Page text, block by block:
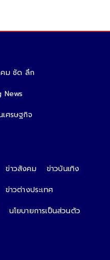
คม ชัด ลึก
News
เศรษฐกิจ
ข่าวสังคม
ข่าวบันเทิง
ข่าวต่างประเทศ
นโยบายการเป็นส่วนตัว